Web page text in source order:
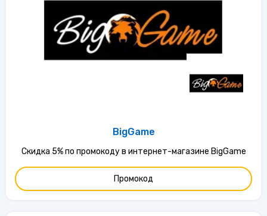
BigGame
Скидка 5% по промокоду в интернет-магазине BigGame
Промокод